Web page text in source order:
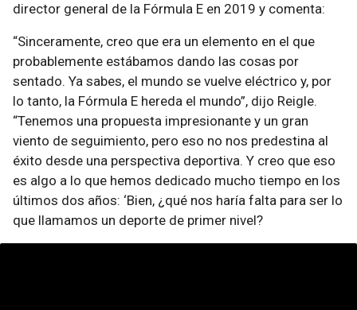
director general de la Fórmula E en 2019 y comenta:
“Sinceramente, creo que era un elemento en el que
probablemente estábamos dando las cosas por
sentado. Ya sabes, el mundo se vuelve eléctrico y, por
lo tanto, la Fórmula E hereda el mundo”, dijo Reigle.
“Tenemos una propuesta impresionante y un gran
viento de seguimiento, pero eso no nos predestina al
éxito desde una perspectiva deportiva. Y creo que eso
es algo a lo que hemos dedicado mucho tiempo en los
últimos dos años: ‘Bien, ¿qué nos haría falta para ser lo
que llamamos un deporte de primer nivel?